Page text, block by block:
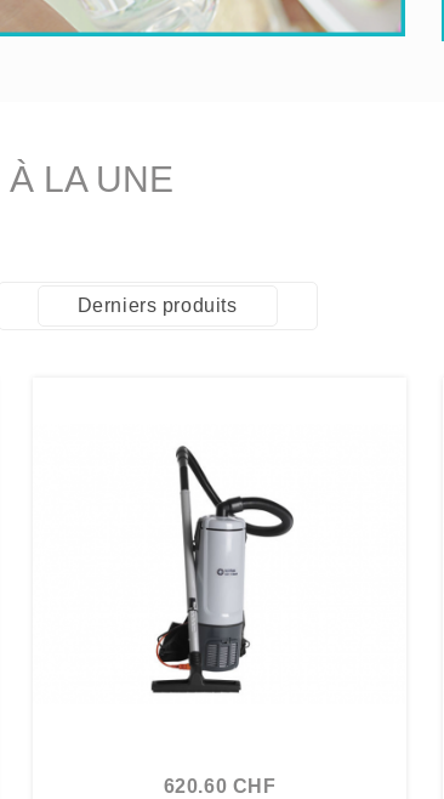
À LA UNE
Derniers produits
620.60 CHF